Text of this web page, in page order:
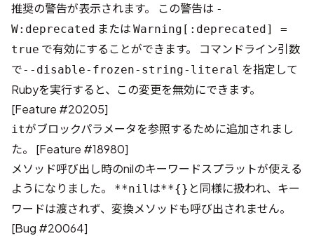
推奨の警告が表示されます。 この警告は -
W:deprecated または Warning[:deprecated] =
true で有効にすることができます。 コマンドライン引数
で--disable-frozen-string-literal を指定して
Rubyを実行すると、この変更を無効にできます。
[Feature #20205]
itがブロックパラメータを参照するために追加されまし
た。 [Feature #18980]
メソッド呼び出し時のnilのキーワードスプラットが使える
ようになりました。
**nilは**{} と同様に扱われ、キー
ワードは渡されず、変換メソッドも呼び出されません。
[Bug #20064]